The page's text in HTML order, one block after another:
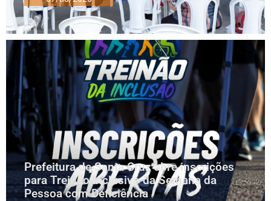
Prefeitura de Santa Cruz abre inscrições
para Treinão Inclusivo da Semana da
Pessoa com Deficiência